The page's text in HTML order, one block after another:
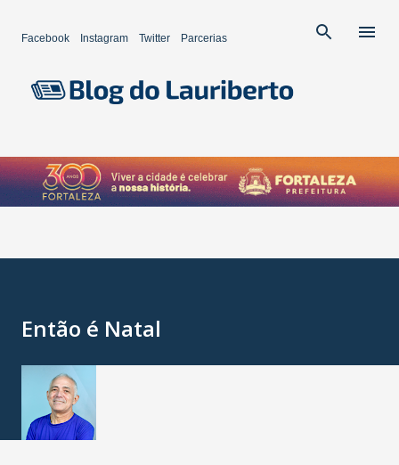
Facebook Instagram Twitter Parcerias
Então é Natal